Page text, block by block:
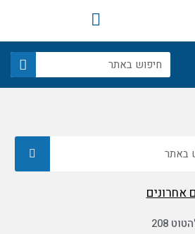
F
a
c
b
חיפוש
אחרונים
208